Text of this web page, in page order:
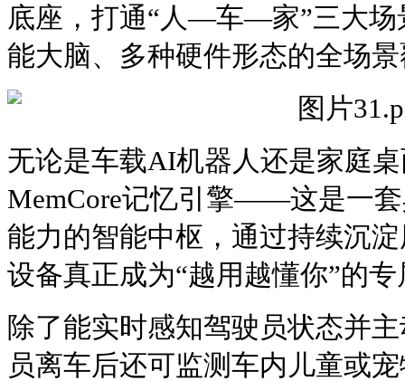
底座，打通“人—车—家”三大场
能大脑、多种硬件形态的全场
无论是车载AI机器人还是家庭
MemCore记忆引擎——这是一
能力的智能中枢，通过持续沉
设备真正成为“越用越懂你”的
除了能实时感知驾驶员状态并
员离车后还可监测车内儿童或